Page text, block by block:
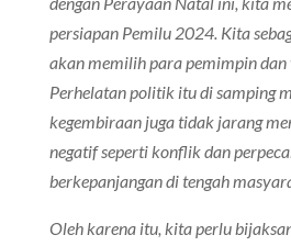
persiapan Pemilu 2024. Kita
akan memilih para pemimpin
Perhelatan politik itu di samping
kegembiraan juga tidak jarang
negatif seperti konflik dan
berkepanjangan di tengah
Oleh karena itu, kita perlu